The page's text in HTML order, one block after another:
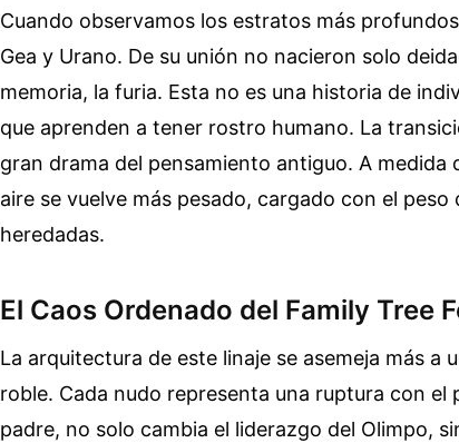
Cuando observamos los estratos más
Gea y Urano. De su unión no nacieron solo
memoria, la furia. Esta no es una historia de
que aprenden a tener rostro humano. La
gran drama del pensamiento antiguo. A medida
aire se vuelve más pesado, cargado con el
heredadas.
El Caos Ordenado del Family Tree
La arquitectura de este linaje se asemeja más a
roble. Cada nudo representa una ruptura con el
padre, no solo cambia el liderazgo del Olimpo,